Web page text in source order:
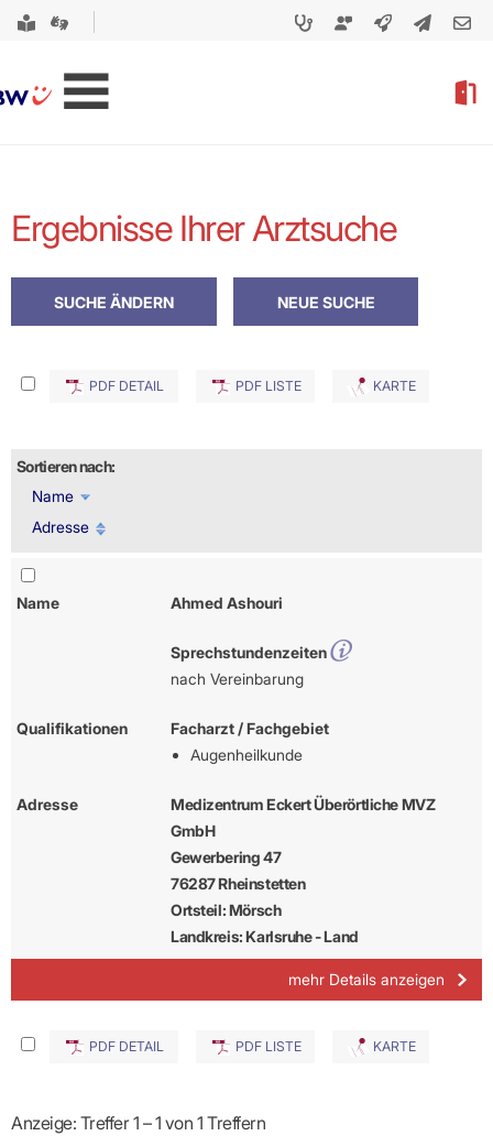
Ergebnisse Ihrer Arztsuche
PDF DETAIL PDF LISTE KARTE
Sortieren nach:
Name
Adresse
Name Ahmed Ashouri
Sprechstundenzeiten
nach Vereinbarung
Qualifikationen
Facharzt / Fachgebiet
Augenheilkunde
Adresse
Medizentrum Eckert Überörtliche MVZ
GmbH
Gewerbering 47
76287 Rheinstetten
Ortsteil: Mörsch
Landkreis: Karlsruhe - Land
mehr Details anzeigen
PDF DETAIL PDF LISTE KARTE
Anzeige: Treffer 1 – 1 von 1 Treffern